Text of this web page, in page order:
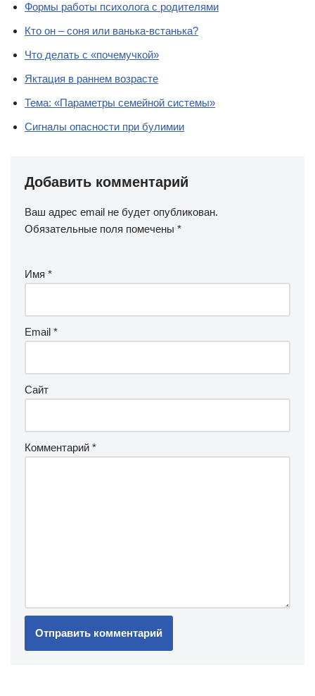
Формы работы психолога с родителями
Кто он – соня или ванька-встанька?
Что делать с «почемучкой»
Яктация в раннем возрасте
Тема: «Параметры семейной системы»
Сигналы опасности при булимии
Добавить комментарий
Ваш адрес email не будет опубликован.
Обязательные поля помечены *
Имя *
Email *
Сайт
Комментарий *